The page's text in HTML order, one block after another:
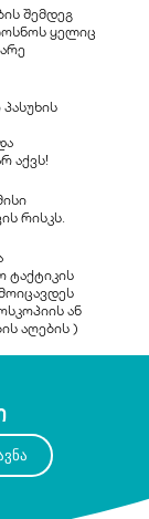
შემდეგ
ყელიც
აქვს!
რისკს.
ტაქტიკის
ან
აღების )